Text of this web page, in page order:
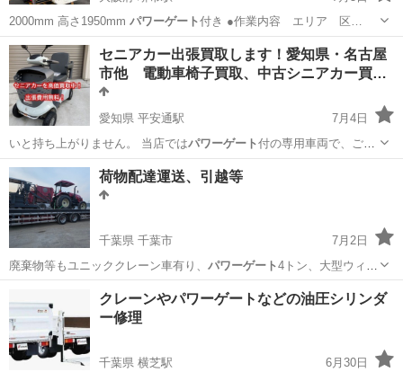
2000mm 高さ1950mm パワーゲート 付き ●作業内容 エリア 区…
大阪 堺市 運搬代行 パワーゲート
セニアカー出張買取します！愛知県・名古屋
市他 電動車椅子買取、中古シニアカー買…
愛知県 平安通駅
7月4日
いと持ち上がりません。 当店ではパワーゲート付の専用車両で、ご自
宅までお伺いし…
愛知 名古屋市 平安通駅 リサイクルショップ
荷物配達運送、引越等
千葉県 千葉市
7月2日
廃棄物等もユニッククレーン車有り、 パワーゲート4トン、大型ウィン
グ 運ぶ物ござ…
運搬代行 片付け
クレーンやパワーゲートなどの油圧シリンダ
ー修理
千葉県 横芝駅
6月30日